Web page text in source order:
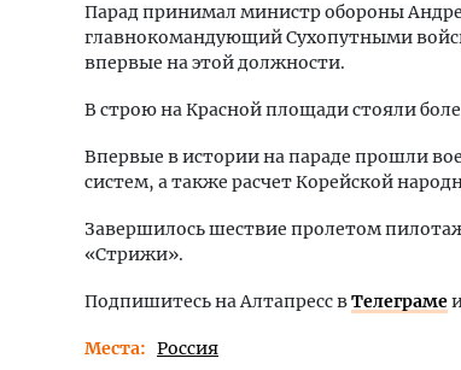
Парад принимал министр обороны
главнокомандующий Сухопутными
впервые на этой должности.
В строю на Красной площади стояли
Впервые в истории на параде прошли
систем, а также расчет Корейской
Завершилось шествие пролетом
«Стрижи».
Подпишитесь на Алтапресс вТелеграме
Места Россия